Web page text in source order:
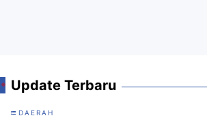
Update Terbaru
DAERAH